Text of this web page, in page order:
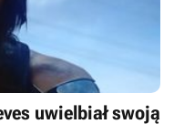
uwielbiał swoją